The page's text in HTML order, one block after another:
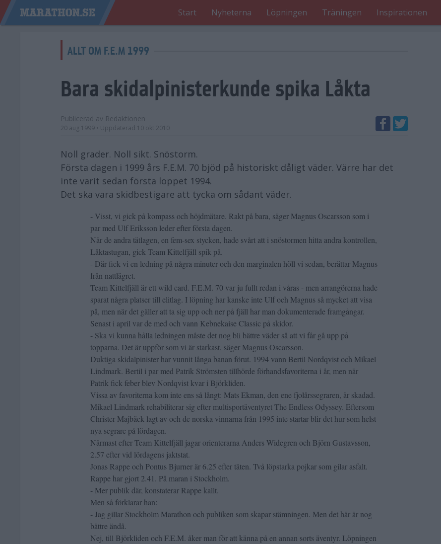
Start Nyheterna Löpningen Träningen Inspirationen
ALLT OM F.E.M 1999
Bara skidalpinisterkunde spika Låkta
Publicerad av Redaktionen
20 aug 1999 • Uppdaterad 10 okt 2010
Noll grader. Noll sikt. Snöstorm.
Första dagen i 1999 års F.E.M. 70 bjöd på historiskt dåligt väder. Värre har det
inte varit sedan första loppet 1994.
Det ska vara skidbestigare att tycka om sådant väder.
- Visst, vi gick på kompass och höjdmätare. Rakt på bara, säger Magnus Oscarsson som i
par med Ulf Eriksson leder efter första dagen.
När de andra tätlagen, en fem-sex stycken, hade svårt att i snöstormen hitta andra kontrollen,
Låktastugan, gick Team Kittelfjäll spik på.
- Där fick vi en ledning på några minuter och den marginalen höll vi sedan, berättar Magnus
från nattlägret.
Team Kittelfjäll är ett wild card. F.E.M. 70 var ju fullt redan i våras - men arrangörerna hade
sparat några platser till elitlag. I löpning har kanske inte Ulf och Magnus så mycket att visa
på, men när det gäller att ta sig upp och ner på fjäll har man dokumenterade framgångar.
Senast i april var de med och vann Kebnekaise Classic på skidor.
- Ska vi kunna hålla ledningen måste det nog bli bättre väder så att vi får gå upp på
topparna. Det är uppför som vi är starkast, säger Magnus Oscarsson.
Duktiga skidalpinister har vunnit långa banan förut. 1994 vann Bertil Nordqvist och Mikael
Lindmark. Bertil i par med Patrik Strömsten tillhörde förhandsfavoriterna i år, men när
Patrik fick feber blev Nordqvist kvar i Björkliden.
Vissa av favoriterna kom inte ens så långt: Mats Ekman, den ene fjolårssegraren, är skadad.
Mikael Lindmark rehabiliterar sig efter multisportäventyret The Endless Odyssey. Eftersom
Christer Majbäck lagt av och de norska vinnarna från 1995 inte startar blir det hur som helst
nya segrare på lördagen.
Närmast efter Team Kittelfjäll jagar orienterarna Anders Widegren och Björn Gustavsson,
2.57 efter vid lördagens jaktstat.
Jonas Rappe och Pontus Bjurner är 6.25 efter täten. Två löpstarka pojkar som gilar asfalt.
Rappe har gjort 2.41. På maran i Stockholm.
- Mer publik där, konstaterar Rappe kallt.
Men så förklarar han:
- Jag gillar Stockholm Marathon och publiken som skapar stämningen. Men det här är nog
bättre ändå.
Nej, till Björkliden och F.E.M. åker man för att känna på en annan sorts äventyr. Löpningen